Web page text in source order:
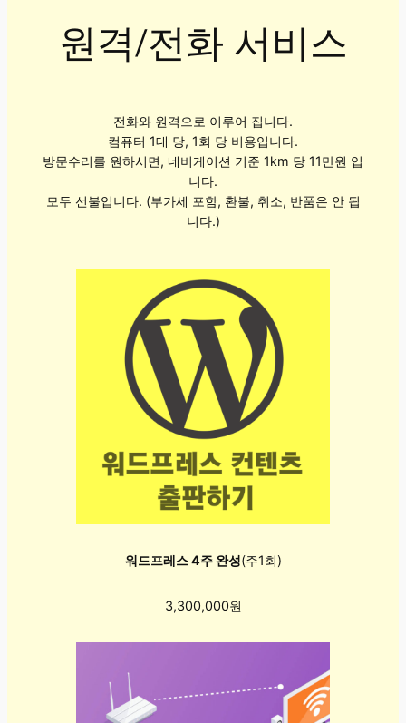
원격/전화 서비스
전화와 원격으로 이루어 집니다.
컴퓨터 1대 당, 1회 당 비용입니다.
방문수리를 원하시면, 네비게이션 기준 1km 당 11만원 입
니다.
모두 선불입니다. (부가세 포함, 환불, 취소, 반품은 안 됩
니다.)
워드프레스 4주 완성(주1회)
3,300,000원